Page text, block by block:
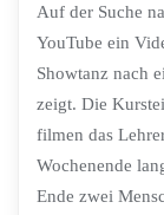
Auf der Suche
YouTube ein
Showtanz nach
zeigt. Die
filmen das
Wochenende
Ende zwei